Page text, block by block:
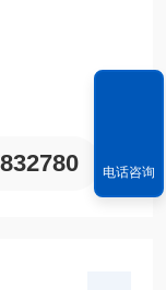
电话咨询